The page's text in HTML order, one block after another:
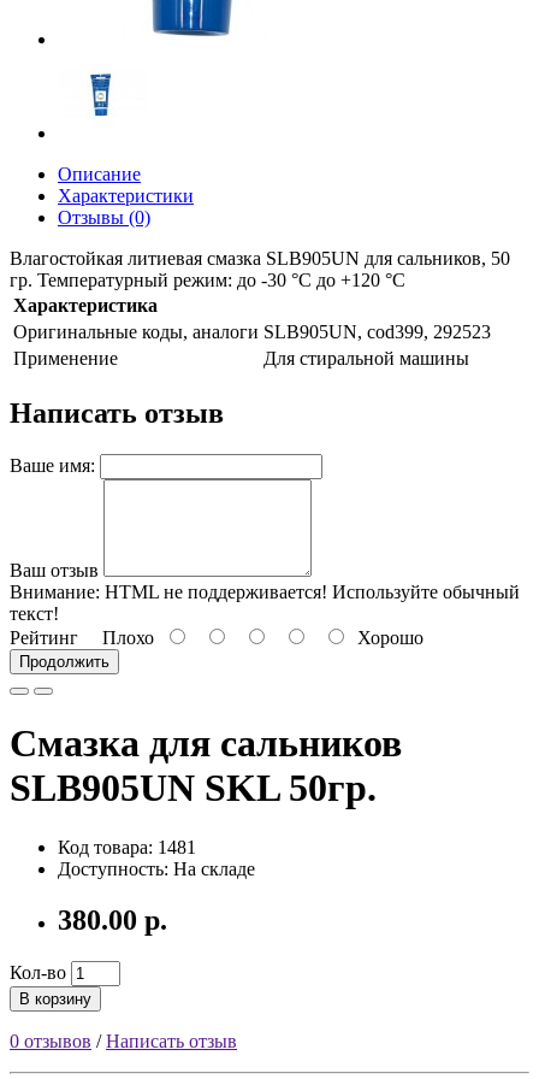
Описание
Характеристики
Отзывы (0)
Влагостойкая литиевая смазка SLB905UN для сальников, 50
гр. Температурный режим: до -30 °C до +120 °C
Характеристика
Оригинальные коды, аналоги SLB905UN, cod399, 292523
Применение
Для стиральной машины
Написать отзыв
Ваше имя:
Ваш отзыв
Внимание: HTML не поддерживается! Используйте обычный
текст!
Рейтинг Плохо Хорошо
Продолжить
Смазка для сальников
SLB905UN SKL 50гр.
Код товара: 1481
Доступность: На складе
380.00 р.
Кол-во
В корзину
0 отзывов /Написать отзыв